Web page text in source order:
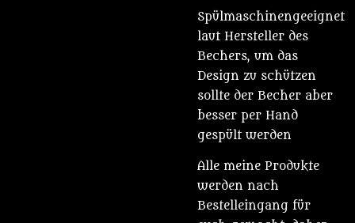
Spülmaschinengeeignet
laut Hersteller des
Bechers, um das
Design zu schützen
sollte der Becher aber
besser per Hand
gespült werden
Alle meine Produkte
werden nach
Bestelleingang für